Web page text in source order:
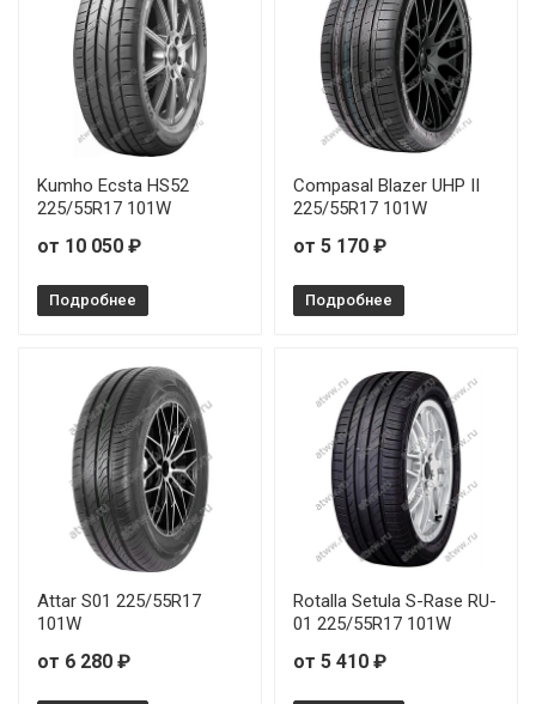
Kumho Ecsta HS52
225/55R17 101W
от 10 050 ₽
Подробнее
Compasal Blazer UHP II
225/55R17 101W
от 5 170 ₽
Подробнее
Attar S01 225/55R17
101W
от 6 280 ₽
Rotalla Setula S-Rase RU-
01 225/55R17 101W
от 5 410 ₽